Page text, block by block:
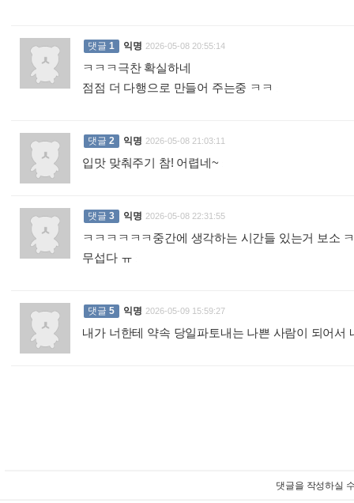
댓글 1 익명 2026-05-08 20:55:14
ㅋㅋㅋ극찬 확실하네
점점 더 다행으로 만들어 주는중 ㅋㅋ
댓글 2 익명 2026-05-08 21:03:11
입맛 맞춰주기 참! 어렵네~
댓글 3 익명 2026-05-08 22:31:55
ㅋㅋㅋㅋㅋㅋ중간에 생각하는 시간들 있는거 보소
무섭다 ㅠ
댓글 5 익명 2026-05-09 15:59:27
내가 너한테 약속 당일파토내는 나쁜 사람이 되어
댓글을 작성하실